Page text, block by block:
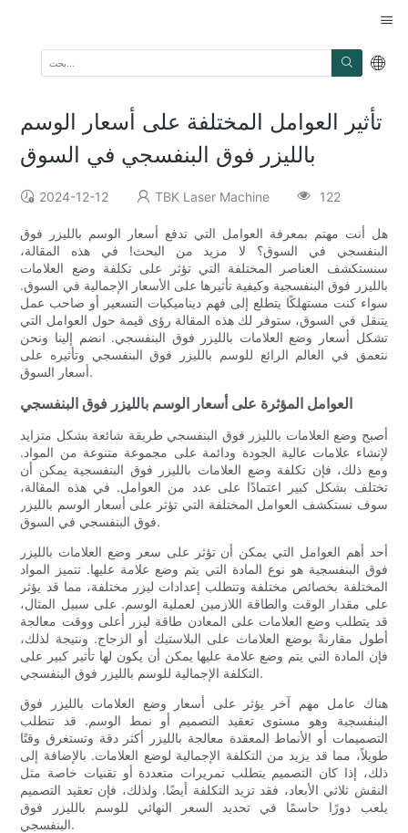
تأثير العوامل المختلفة على أسعار الوسم
بالليزر فوق البنفسجي في السوق
2024-12-12 TBK Laser Machine 122
هل أنت مهتم بمعرفة العوامل التي تدفع أسعار الوسم بالليزر فوق
البنفسجي في السوق؟ لا مزيد من البحث! في هذه المقالة،
سنستكشف العناصر المختلفة التي تؤثر على تكلفة وضع العلامات
بالليزر فوق البنفسجية وكيفية تأثيرها على الأسعار الإجمالية في السوق.
سواء كنت مستهلكًا يتطلع إلى فهم ديناميكيات التسعير أو صاحب عمل
يتنقل في السوق، ستوفر لك هذه المقالة رؤى قيمة حول العوامل التي
تشكل أسعار وضع العلامات بالليزر فوق البنفسجي. انضم إلينا ونحن
نتعمق في العالم الرائع للوسم بالليزر فوق البنفسجي وتأثيره على
أسعار السوق.
العوامل المؤثرة على أسعار الوسم بالليزر فوق البنفسجي
أصبح وضع العلامات بالليزر فوق البنفسجي طريقة شائعة بشكل متزايد
لإنشاء علامات عالية الجودة ودائمة على مجموعة متنوعة من المواد.
ومع ذلك، فإن تكلفة وضع العلامات بالليزر فوق البنفسجية يمكن أن
تختلف بشكل كبير اعتمادًا على عدد من العوامل. في هذه المقالة،
سوف نستكشف العوامل المختلفة التي تؤثر على أسعار الوسم بالليزر
فوق البنفسجي في السوق.
أحد أهم العوامل التي يمكن أن تؤثر على سعر وضع العلامات بالليزر
فوق البنفسجية هو نوع المادة التي يتم وضع علامة عليها. تتميز المواد
المختلفة بخصائص مختلفة وتتطلب إعدادات ليزر مختلفة، مما قد يؤثر
على مقدار الوقت والطاقة اللازمين لعملية الوسم. على سبيل المثال،
قد يتطلب وضع العلامات على المعادن طاقة ليزر أعلى ووقت معالجة
أطول مقارنةً بوضع العلامات على البلاستيك أو الزجاج. ونتيجة لذلك،
فإن المادة التي يتم وضع علامة عليها يمكن أن يكون لها تأثير كبير على
التكلفة الإجمالية للوسم بالليزر فوق البنفسجي.
هناك عامل مهم آخر يؤثر على أسعار وضع العلامات بالليزر فوق
البنفسجية وهو مستوى تعقيد التصميم أو نمط الوسم. قد تتطلب
التصميمات أو الأنماط المعقدة معالجة بالليزر أكثر دقة وتستغرق وقتًا
طويلاً، مما قد يزيد من التكلفة الإجمالية لوضع العلامات. بالإضافة إلى
ذلك، إذا كان التصميم يتطلب تمريرات متعددة أو تقنيات خاصة مثل
النقش ثلاثي الأبعاد، فقد تزيد التكلفة أيضًا. ولذلك، فإن تعقيد التصميم
يلعب دورًا حاسمًا في تحديد السعر النهائي للوسم بالليزر فوق
البنفسجي.